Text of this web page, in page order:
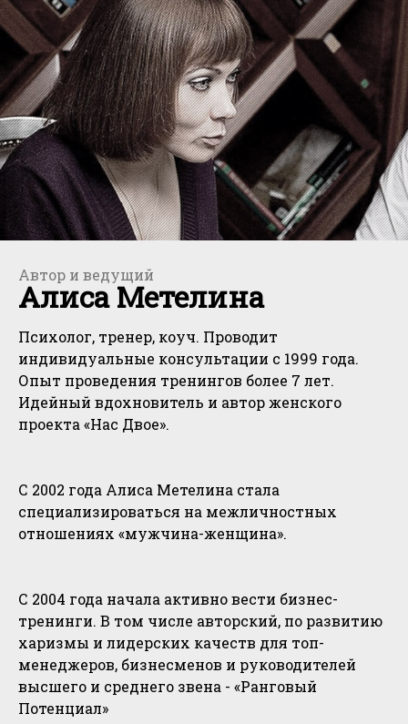
Автор и ведущий
Алиса Метелина
Психолог, тренер, коуч. Проводит
индивидуальные консультации с 1999 года.
Опыт проведения тренингов более 7 лет.
Идейный вдохновитель и автор женского
проекта «Нас Двое».
С 2002 года Алиса Метелина стала
специализироваться на межличностных
отношениях «мужчина-женщина».
С 2004 года начала активно вести бизнес-
тренинги. В том числе авторский, по развитию
харизмы и лидерских качеств для топ-
менеджеров, бизнесменов и руководителей
высшего и среднего звена - «Ранговый
Потенциал»